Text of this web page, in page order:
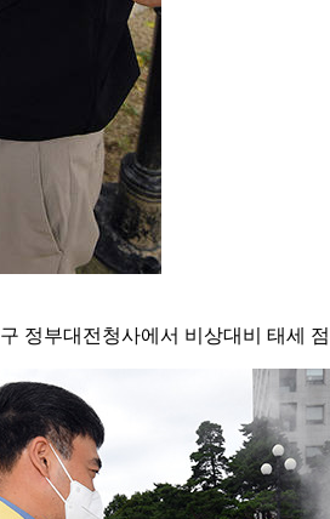
정부대전청사에서 비상대비 태세